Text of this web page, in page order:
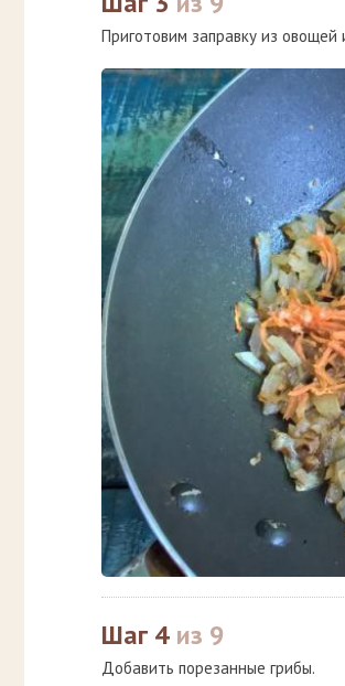
Приготовим заправку из овощей
Шаг 4 из 9
Добавить порезанные грибы.